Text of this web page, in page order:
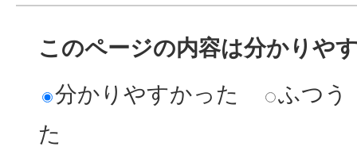
このページの内容は分かりや
分かりやすかった
ふつう
た